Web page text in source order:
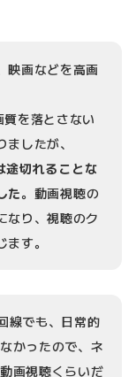
映画などを高画
を落とさない
したが、
途切れることな
た。動画視聴の
なり、視聴のク
す。
線でも、日常的
かったので、ネ
画視聴くらいだ